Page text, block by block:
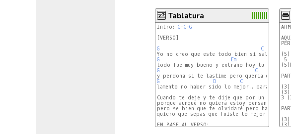
Tablatura
Intro: G-C-G
[VERSO]
G
C
G
Em
G
C
G
D C
lamento no haber sido lo mejor...para vos
Cuando te deje y te dije que por un par de
porque aunque no quiera estoy pensando
pero se bien que te olvidaré pero hasta que
quiero que sepas que fuiste lo mejor
EN BASE AL VERSO:
(5)
5
3